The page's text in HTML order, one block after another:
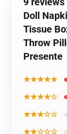
Doll
Tissue
Throw
Presente
★★★★★
★★★★☆
★★★☆☆
★★☆☆☆